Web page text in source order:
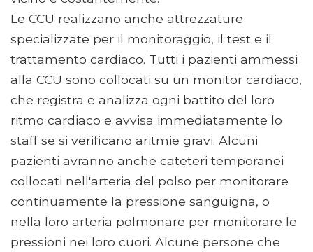
Le CCU realizzano anche attrezzature
specializzate per il monitoraggio, il test e il
trattamento cardiaco. Tutti i pazienti ammessi
alla CCU sono collocati su un monitor cardiaco,
che registra e analizza ogni battito del loro
ritmo cardiaco e avvisa immediatamente lo
staff se si verificano aritmie gravi. Alcuni
pazienti avranno anche cateteri temporanei
collocati nell'arteria del polso per monitorare
continuamente la pressione sanguigna, o
nella loro arteria polmonare per monitorare le
pressioni nei loro cuori. Alcune persone che